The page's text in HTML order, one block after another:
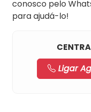
conosco pelo
para ajudá-lo!
Ligar